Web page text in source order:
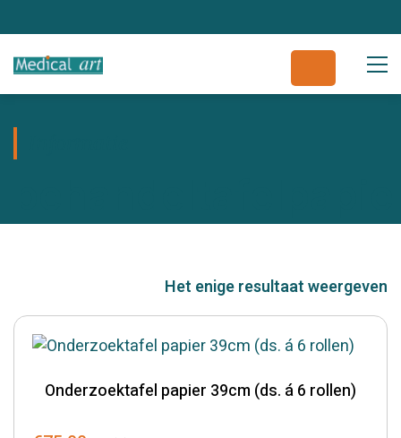
Fabrikant
Het enige resultaat weergeven
Onderzoektafel papier 39cm (ds. á 6 rollen)